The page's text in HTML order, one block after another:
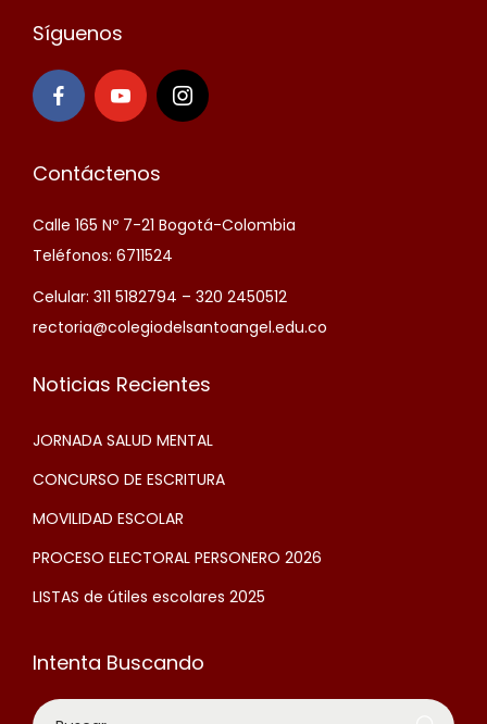
Síguenos
Contáctenos
Calle 165 Nº 7-21 Bogotá-Colombia
Teléfonos: 6711524
Celular: 311 5182794 – 320 2450512
rectoria@colegiodelsantoangel.edu.co
Noticias Recientes
JORNADA SALUD MENTAL
CONCURSO DE ESCRITURA
MOVILIDAD ESCOLAR
PROCESO ELECTORAL PERSONERO 2026
LISTAS de útiles escolares 2025
Intenta Buscando